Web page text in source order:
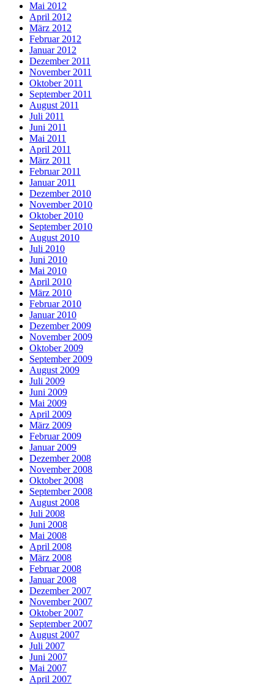
Mai 2012
April 2012
März 2012
Februar 2012
Januar 2012
Dezember 2011
November 2011
Oktober 2011
September 2011
August 2011
Juli 2011
Juni 2011
Mai 2011
April 2011
März 2011
Februar 2011
Januar 2011
Dezember 2010
November 2010
Oktober 2010
September 2010
August 2010
Juli 2010
Juni 2010
Mai 2010
April 2010
März 2010
Februar 2010
Januar 2010
Dezember 2009
November 2009
Oktober 2009
September 2009
August 2009
Juli 2009
Juni 2009
Mai 2009
April 2009
März 2009
Februar 2009
Januar 2009
Dezember 2008
November 2008
Oktober 2008
September 2008
August 2008
Juli 2008
Juni 2008
Mai 2008
April 2008
März 2008
Februar 2008
Januar 2008
Dezember 2007
November 2007
Oktober 2007
September 2007
August 2007
Juli 2007
Juni 2007
Mai 2007
April 2007